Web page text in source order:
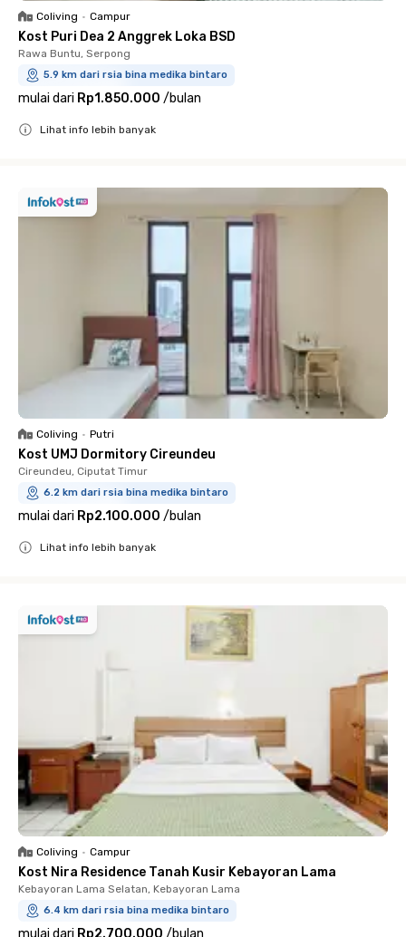
Coliving • Campur
Kost Puri Dea 2 Anggrek Loka BSD
Rawa Buntu, Serpong
5.9 km dari rsia bina medika bintaro
mulai dari Rp1.850.000 /bulan
Lihat info lebih banyak
Coliving • Putri
Kost UMJ Dormitory Cireundeu
Cireundeu, Ciputat Timur
6.2 km dari rsia bina medika bintaro
mulai dari Rp2.100.000 /bulan
Lihat info lebih banyak
Coliving • Campur
Kost Nira Residence Tanah Kusir Kebayoran Lama
Kebayoran Lama Selatan, Kebayoran Lama
6.4 km dari rsia bina medika bintaro
mulai dari Rp2.700.000 /bulan